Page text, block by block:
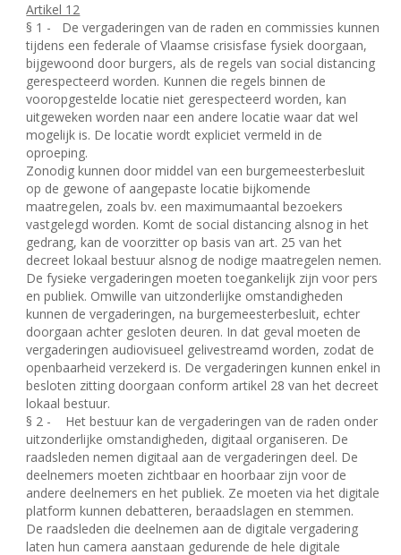
Artikel 12
§ 1 -
De vergaderingen van de raden en commissies kunnen
tijdens een federale of Vlaamse crisisfase fysiek doorgaan,
bijgewoond door burgers, als de regels van social distancing
gerespecteerd worden. Kunnen die regels binnen de
vooropgestelde locatie niet gerespecteerd worden, kan
uitgeweken worden naar een andere locatie waar dat wel
mogelijk is. De locatie wordt expliciet vermeld in de
oproeping.
Zonodig kunnen door middel van een burgemeesterbesluit
op de gewone of aangepaste locatie bijkomende
maatregelen, zoals bv. een maximumaantal bezoekers
vastgelegd worden. Komt de social distancing alsnog in het
gedrang, kan de voorzitter op basis van art. 25 van het
decreet lokaal bestuur alsnog de nodige maatregelen nemen.
De fysieke vergaderingen moeten toegankelijk zijn voor pers
en publiek. Omwille van uitzonderlijke omstandigheden
kunnen de vergaderingen, na burgemeesterbesluit, echter
doorgaan achter gesloten deuren. In dat geval moeten de
vergaderingen audiovisueel gelivestreamd worden, zodat de
openbaarheid verzekerd is. De vergaderingen kunnen enkel in
besloten zitting doorgaan conform artikel 28 van het decreet
lokaal bestuur.
§ 2 -
Het bestuur kan de vergaderingen van de raden onder
uitzonderlijke omstandigheden, digitaal organiseren. De
raadsleden nemen digitaal aan de vergaderingen deel. De
deelnemers moeten zichtbaar en hoorbaar zijn voor de
andere deelnemers en het publiek. Ze moeten via het digitale
platform kunnen debatteren, beraadslagen en stemmen.
De raadsleden die deelnemen aan de digitale vergadering
laten hun camera aanstaan gedurende de hele digitale